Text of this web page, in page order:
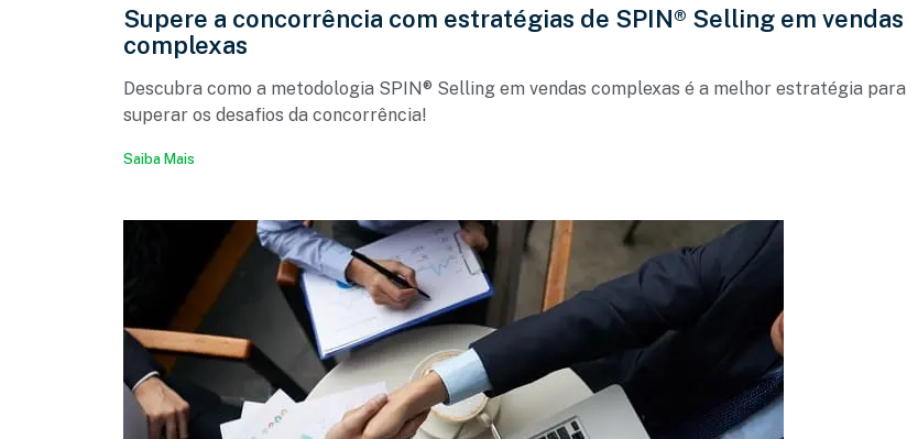
Supere a concorrência com estratégias de SPIN® Selling em vendas
complexas
Descubra como a metodologia SPIN® Selling em vendas complexas é a melhor estratégia para
superar os desafios da concorrência!
Saiba Mais